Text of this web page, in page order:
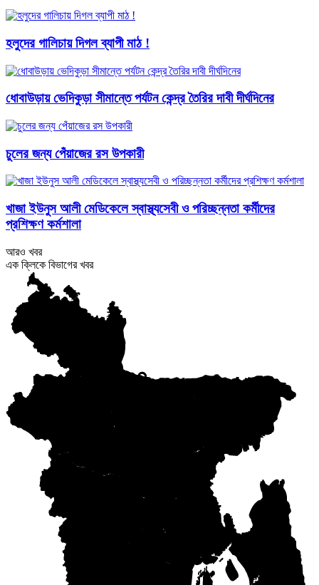
হলুদের গালিচায় দিগল ব্যাপী মাঠ !
ধোবাউড়ায় ভেদিকুড়া সীমান্তে পর্যটন কেন্দ্র তৈরির দাবী দীর্ঘদিনের
চুলের জন্য পেঁয়াজের রস উপকারী
খাজা ইউনুস আলী মেডিকেলে স্বাস্থ্যসেবী ও পরিচ্ছন্নতা কর্মীদের
প্রশিক্ষণ কর্মশালা
আরও খবর
এক ক্লিকে বিভাগের খবর